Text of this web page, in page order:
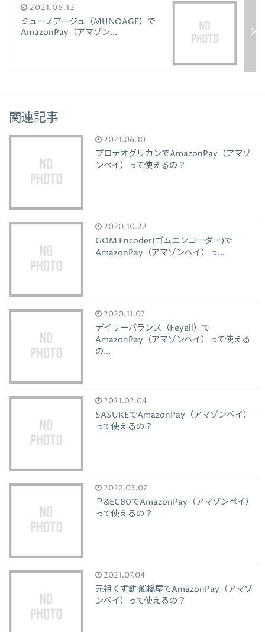
2021.06.12
ミューノアージュ（MUNOAGE）で
AmazonPay（アマゾン...
関連記事
2021.06.10
プロテオグリカンでAmazonPay（アマゾ
ンペイ）って使えるの？
2020.10.22
GOM Encoder(ゴムエンコーダー)で
AmazonPay（アマゾンペイ）っ...
2020.11.07
デイリーバランス（Feyell）で
AmazonPay（アマゾンペイ）って使える
の...
2021.02.04
SASUKEでAmazonPay（アマゾンペイ）
って使えるの？
2022.03.07
Ｐ&EC80でAmazonPay（アマゾンペイ）
って使えるの？
2021.07.04
元祖くず餅 船橋屋でAmazonPay（アマゾ
ンペイ）って使えるの？